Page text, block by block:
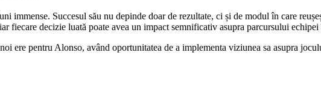
Succesul său nu depinde doar de rezultate, ci și de modul în care
fiecare decizie luată poate avea un impact semnificativ asupra parcursului
ere pentru Alonso, având oportunitatea de a implementa viziunea sa asupra